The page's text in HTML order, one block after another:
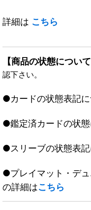
詳細は こちら
【商品の状態について
認下さい。
●カードの状態表記
●鑑定済カードの状
●スリーブの状態表
●プレイマット・デ
の詳細はこちら